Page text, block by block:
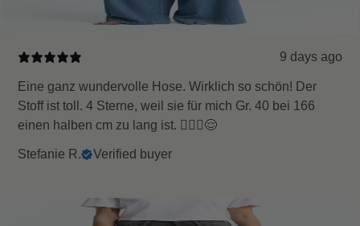
9 days ago
Eine ganz wundervolle Hose. Wirklich so schön! Der
Stoff ist toll. 4 Sterne, weil sie für mich Gr. 40 bei 166
einen halben cm zu lang ist. 🤷🏻‍♀️😌
Stefanie R. Verified buyer